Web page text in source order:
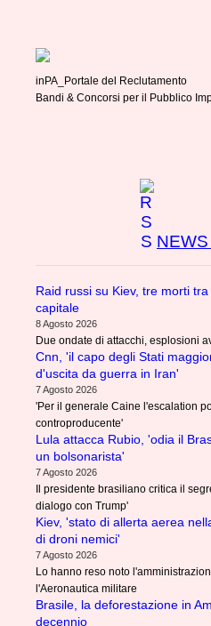
inPA_Portale del Reclutamento
Bandi & Concorsi per il Pubblico
Raid russi su Kiev, tre morti
capitale
8 Agosto 2026
Due ondate di attacchi, esplosioni
Cnn, 'il capo degli Stati
d'uscita da guerra in Iran'
7 Agosto 2026
'Per il generale Caine l'escalation
controproducente'
Lula attacca Rubio, 'odia il
un bolsonarista'
7 Agosto 2026
Il presidente brasiliano critica il
dialogo con Trump'
Kiev, 'stato di allerta aerea
di droni nemici'
7 Agosto 2026
Lo hanno reso noto
l'Aeronautica militare
Brasile, la deforestazione in
decennio